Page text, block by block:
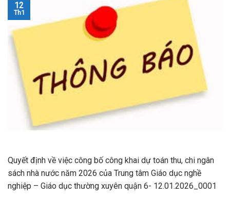
12
Th1
Quyết định về việc công bố công khai dự toán thu, chi ngân
sách nhà nước năm 2026 của Trung tâm Giáo dục nghề
nghiệp – Giáo dục thường xuyên quận 6- 12.01.2026_0001